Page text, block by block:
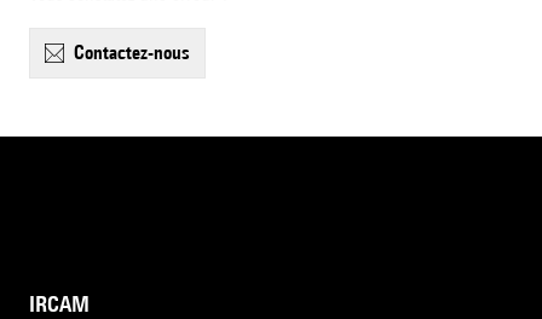
contactez-nous
IRCAM